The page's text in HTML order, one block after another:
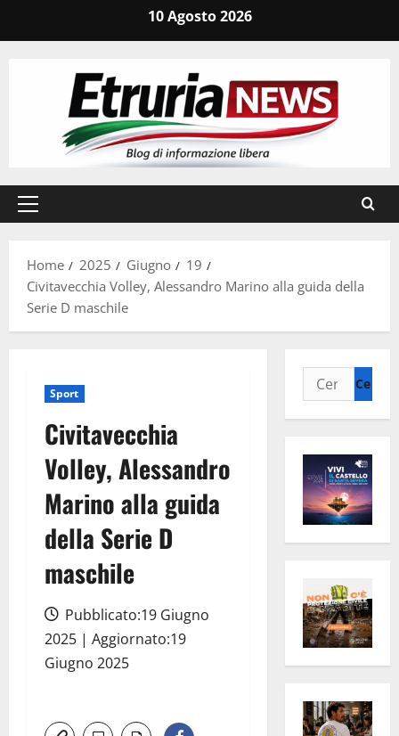
10 Agosto 2026
Menu
Home
2025 Giugno
19
Civitavecchia Volley, Alessandro Marino alla guida della
Serie D maschile
Sport
Civitavecchia
Volley, Alessandro
Marino alla guida
della Serie D
maschile
Pubblicato:19 Giugno
2025 | Aggiornato:19
Giugno 2025
Ricerca
per: